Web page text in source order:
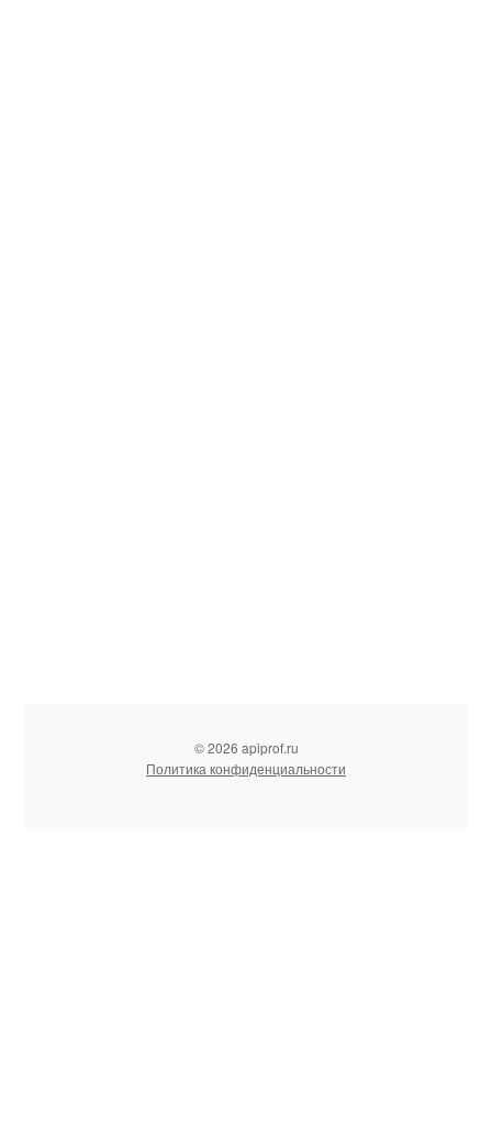
© 2026 apiprof.ru
Политика конфиденциальности